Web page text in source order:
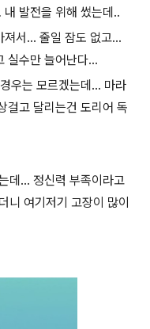
발전을 위해 썼는데..
서... 줄일 잠도 없고...
실수만 늘어난다...
우는 모르겠는데... 마라
걸고 달리는건 도리어 독
데... 정신력 부족이라고
니 여기저기 고장이 많이